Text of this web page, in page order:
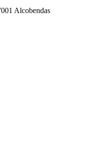
Alcobendas